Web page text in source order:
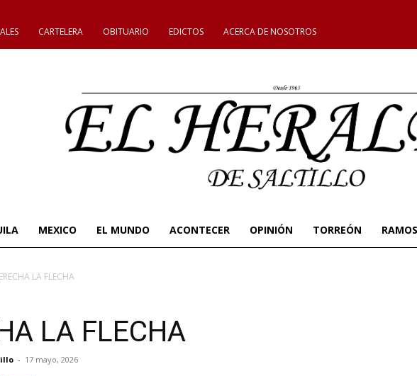
CARTELERA OBITUARIO EDICTOS ACERCA DE NOSOTROS
MEXICO EL MUNDO ACONTECER OPINIÓN TORREÓN
LA FLECHA
LA FLECHA
- 17 mayo, 2026